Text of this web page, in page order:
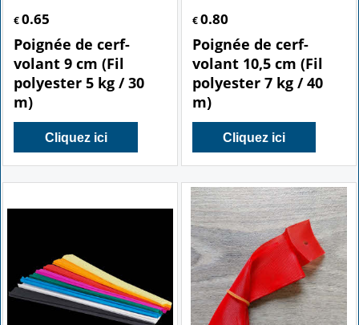
€ 0.65
Poignée de cerf-
volant 9 cm (Fil
polyester 5 kg / 30
m)
Cliquez ici
€0.80
Poignée de cerf-
volant 10,5 cm (Fil
polyester 7 kg / 40
m)
Cliquez ici